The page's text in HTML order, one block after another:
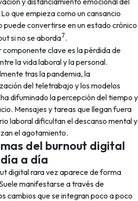
que empieza como un cansancio
puede convertirse en un estado crónico
si no se aborda7.
componente clave es la pérdida de
la vida laboral y la personal.
tras la pandemia, la
del teletrabajo y los modelos
difuminado la percepción del tiempo y
Mensajes y tareas que llegan fuera
laboral dificultan el descanso mental y
el agotamiento.
del burnout digital
a día
digital rara vez aparece de forma
manifestarse a través de
cambios que se integran poco a poco